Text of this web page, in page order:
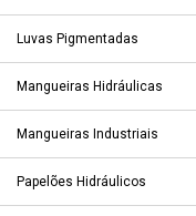
Luvas Pigmentadas
Mangueiras Hidráulicas
Mangueiras Industriais
Papelões Hidráulicos